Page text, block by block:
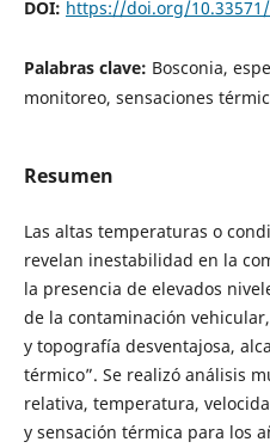
DOI: https://doi.org/
Palabras clave: Bosconia,
monitoreo, sensaciones
Resumen
Las altas temperaturas o
revelan inestabilidad en la
la presencia de elevados
de la contaminación
y topografía desventajosa,
térmico”. Se realizó análisis
relativa, temperatura,
y sensación térmica para los